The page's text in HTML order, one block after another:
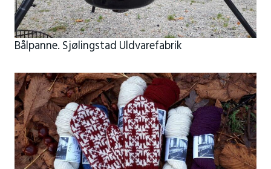
Bålpanne. Sjølingstad Uldvarefabrik